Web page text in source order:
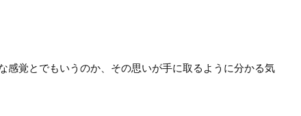
感覚とでもいうのか、その思いが手に取るように分かる気